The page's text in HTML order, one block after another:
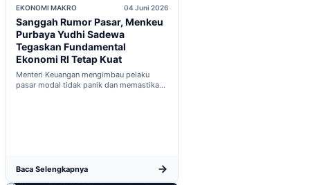
EKONOMI MAKRO 04 Juni 2026
Sanggah Rumor Pasar, Menkeu
Purbaya Yudhi Sadewa
Tegaskan Fundamental
Ekonomi RI Tetap Kuat
Menteri Keuangan mengimbau pelaku
pasar modal tidak panik dan memastikan
Baca Selengkapnya